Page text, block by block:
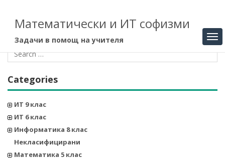
Математически и ИТ софизми
Задачи в помощ на учителя
Categories
ИТ 9 клас
ИТ 6 клас
Информатика 8 клас
Некласифицирани
Математика 5 клас